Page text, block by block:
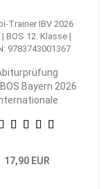
Bayern 2026
17,90 EUR